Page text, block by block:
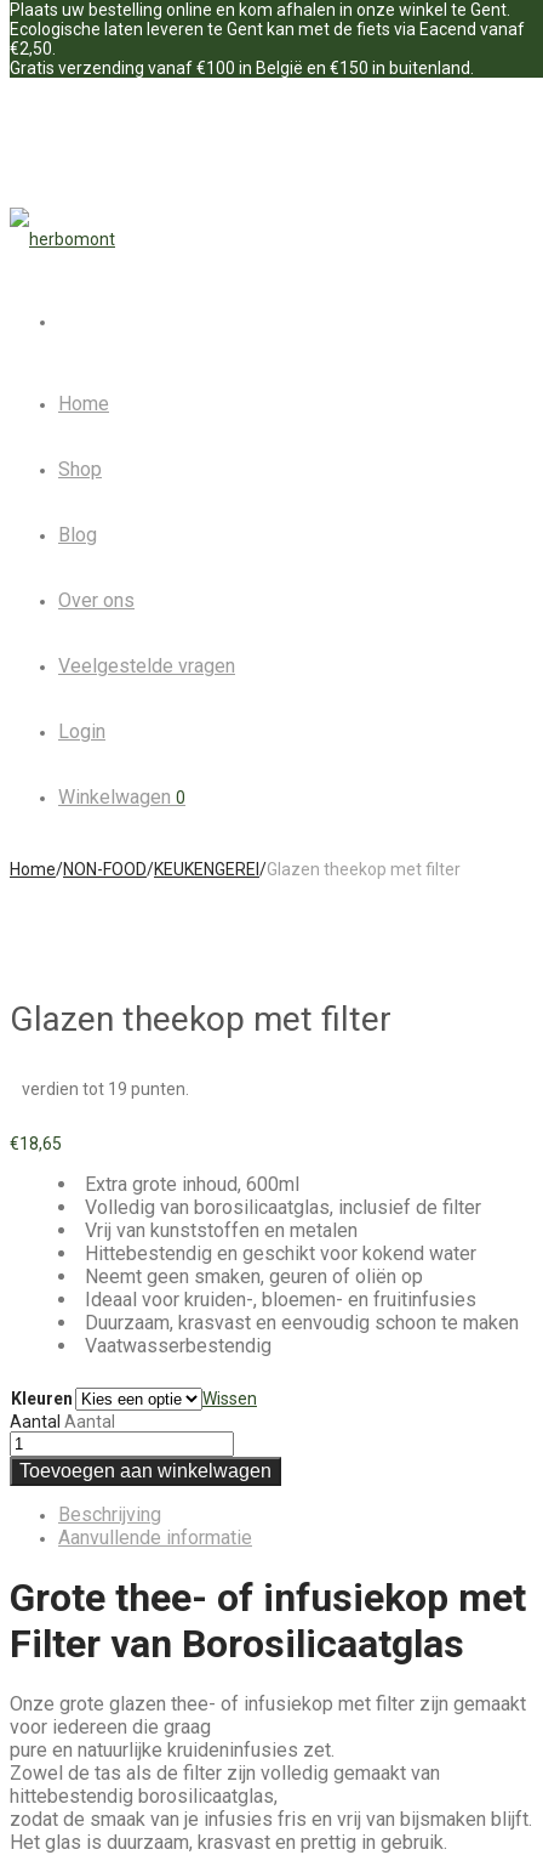
Plaats uw bestelling online en kom afhalen in onze winkel te Gent.
Ecologische laten leveren te Gent kan met de fiets via Eacend vanaf
€2,50.
Gratis verzending vanaf €100 in België en €150 in buitenland.
Home
Shop
Blog
Over ons
Veelgestelde vragen
Login
Winkelwagen 0
Home/NON-FOOD/KEUKENGEREI /Glazen theekop met filter
Glazen theekop met filter
verdien tot 19 punten.
€18,65
Extra grote inhoud, 600ml
Volledig van borosilicaatglas, inclusief de filter
Vrij van kunststoffen en metalen
Hittebestendig en geschikt voor kokend water
Neemt geen smaken, geuren of oliën op
Ideaal voor kruiden-, bloemen- en fruitinfusies
Duurzaam, krasvast en eenvoudig schoon te maken
Vaatwasserbestendig
Kleuren
Wissen
Aantal Aantal
Toevoegen aan winkelwagen
Beschrijving
Aanvullende informatie
Grote thee- of infusiekop met
Filter van Borosilicaatglas
Onze grote glazen thee- of infusiekop met filter zijn gemaakt
voor iedereen die graag
pure en natuurlijke kruideninfusies zet.
Zowel de tas als de filter zijn volledig gemaakt van
hittebestendig borosilicaatglas,
zodat de smaak van je infusies fris en vrij van bijsmaken blijft.
Het glas is duurzaam, krasvast en prettig in gebruik.